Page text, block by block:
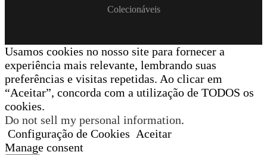
Colecionáveis
Usamos cookies no nosso site para fornecer a
experiência mais relevante, lembrando suas
preferências e visitas repetidas. Ao clicar em
“Aceitar”, concorda com a utilização de TODOS os
cookies.
Do not sell my personal information.
Configuração de Cookies Aceitar
Manage consent